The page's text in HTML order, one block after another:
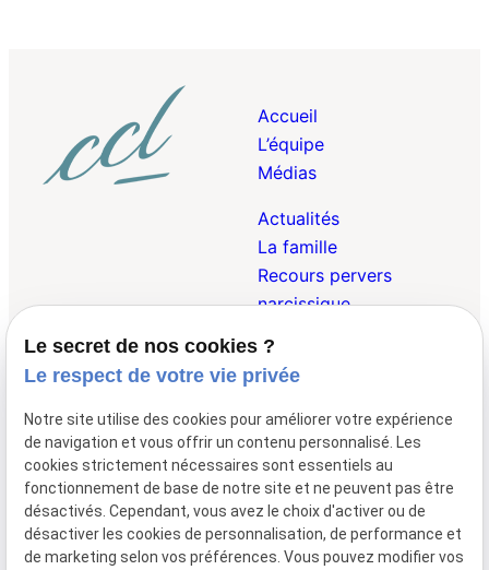
Accueil
L’équipe
Médias
Actualités
La famille
Recours pervers
narcissique
Droit Pénal de la
Famille
Droit Internationnal et
Européen de la Famille
01 47 23 69 00
148 avenue de
Le secret de nos cookies ?
Le respect de votre vie privée
Notre site utilise des cookies pour améliorer votre expérience
de navigation et vous offrir un contenu personnalisé. Les
cookies strictement nécessaires sont essentiels au
fonctionnement de base de notre site et ne peuvent pas être
désactivés. Cependant, vous avez le choix d'activer ou de
désactiver les cookies de personnalisation, de performance et
de marketing selon vos préférences. Vous pouvez modifier vos